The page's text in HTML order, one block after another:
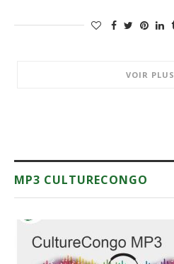
VOIR PLUS
MP3 CULTURECONGO